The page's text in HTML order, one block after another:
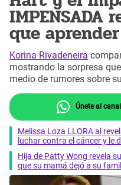
IMPENSADA
que
Korina Rivadeneira
mostrando la sorpresa
medio de rumores sobre
Únete al
Melissa Loza LLORA al
luchar contra el cáncer y le
Hija de Patty Wong revela
que su mamá dejó a su